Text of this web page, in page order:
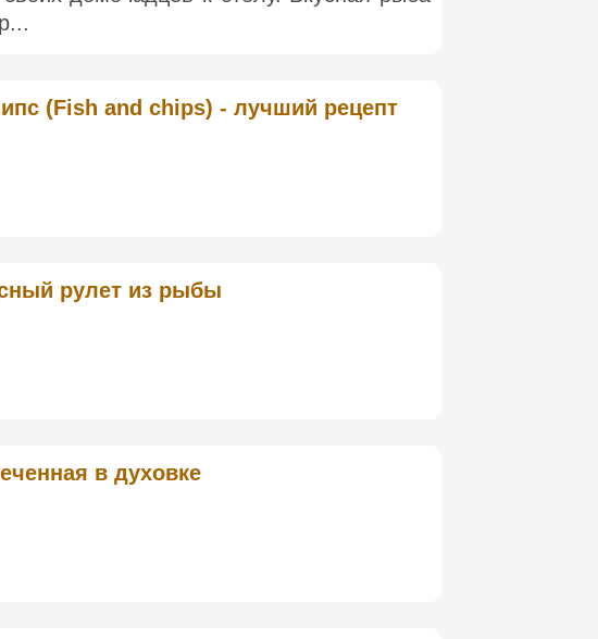
(Fish and chips) - лучший рецепт
рулет из рыбы
в духовке